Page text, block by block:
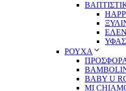
ΡΟΥΧΑ
ΠΡΟΣΦΟΡΑ
BABY U
MI